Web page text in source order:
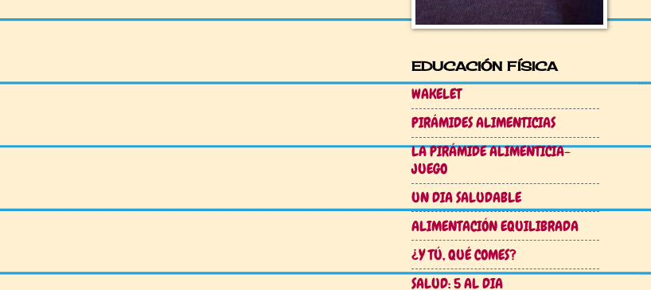
EDUCACIÓN FÍSICA
WAKELET
PIRÁMIDES ALIMENTICIAS
LA PIRÁMIDE ALIMENTICIA-
JUEGO
UN DIA SALUDABLE
ALIMENTACIÓN EQUILIBRADA
¿Y TÚ, QUÉ COMES?
SALUD: 5 AL DIA